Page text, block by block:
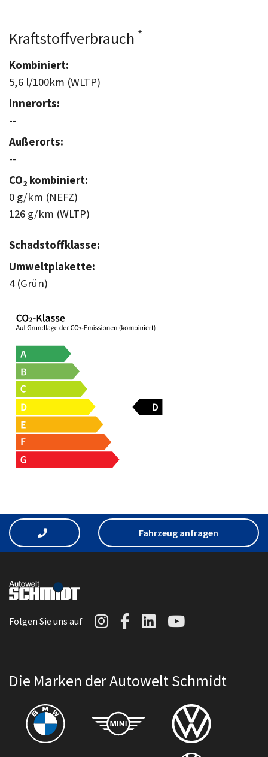
Kraftstoffverbrauch *
Kombiniert:
5,6 l/100km (WLTP)
Innerorts:
--
Außerorts:
--
CO2 kombiniert:
0 g/km (NEFZ)
126 g/km (WLTP)
Schadstoffklasse:
Umweltplakette:
4 (Grün)
Fahrzeug anfragen
Folgen Sie uns auf Autowelt Schmidt auf
Autowelt Schmidt
AutoweltAutowelt
Die Marken der Autowelt Schmidt